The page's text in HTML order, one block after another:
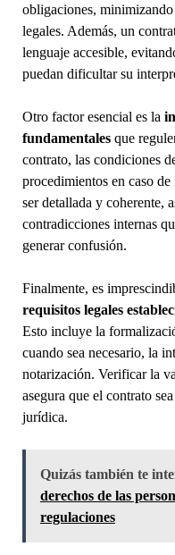
obligaciones,
legales. Además, un
lenguaje accesible,
puedan dificultar su
Otro factor esencial es la
fundamentalesque
contrato, las condiciones
procedimientos en caso
ser detallada y coherente,
contradicciones internas
generar confusión.
Finalmente, es
requisitos legales
Esto incluye la
cuando sea necesario, la
notarización. Verificar la
asegura que el contrato
jurídica.
Quizás también te
derechos de las
regulaciones